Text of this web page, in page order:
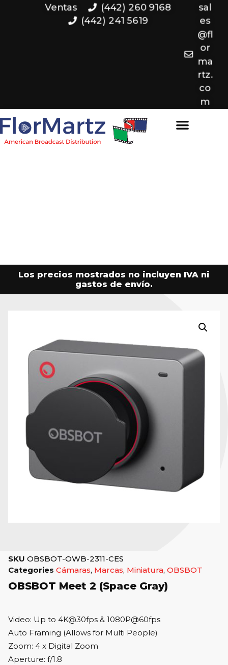
Ventas
(442) 260 9168
(442) 241 5619
sal
es
@fl
or
ma
rtz.
co
m
Los precios mostrados no incluyen IVA ni
gastos de envío.
SKU OBSBOT-OWB-2311-CES
Categories Cámaras, Marcas, Miniatura, OBSBOT
OBSBOT Meet 2 (Space Gray)
Video: Up to 4K@30fps & 1080P@60fps
Auto Framing (Allows for Multi People)
Zoom: 4 x Digital Zoom
Aperture: f/1.8